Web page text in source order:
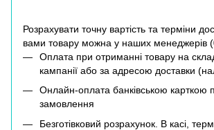
Розрахувати точну вартість та терміни
вами товару можна у наших менеджерів (
Оплата при отриманні товару на
кампанії або за адресою доставки
Онлайн-оплата банківською карткою
замовлення
Безготівковий розрахунок. В касі,